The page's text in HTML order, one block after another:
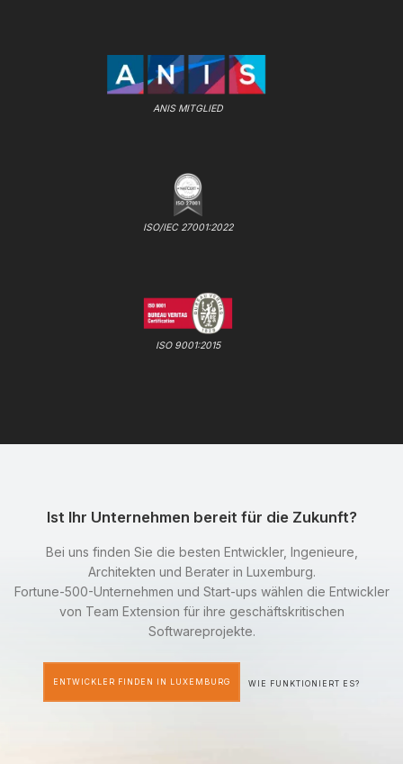
ANIS MITGLIED
ISO/IEC 27001:2022
ISO 9001:2015
Ist Ihr Unternehmen bereit für die Zukunft?
Bei uns finden Sie die besten Entwickler, Ingenieure,
Architekten und Berater in Luxemburg.
Fortune-500-Unternehmen und Start-ups wählen die Entwickler
von Team Extension für ihre geschäftskritischen
Softwareprojekte.
ENTWICKLER FINDEN IN LUXEMBURG WIE FUNKTIONIERT ES?